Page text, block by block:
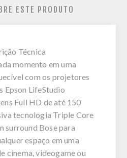
ESTE PRODUTO
Técnica
momento em uma
com os projetores
Epson LifeStudio
Full HD de até 150
tecnologia Triple Core
surround Bose para
espaço em uma
cinema, videogame ou